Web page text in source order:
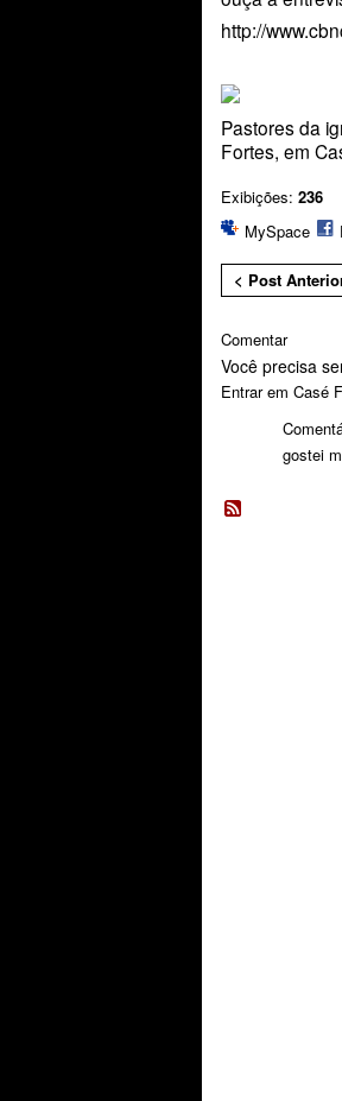
http://
Pastores da
Fortes, em
Exibições: 236
MySpace
< Post
Comentar
Você precisa
Entrar em Casé
gostei